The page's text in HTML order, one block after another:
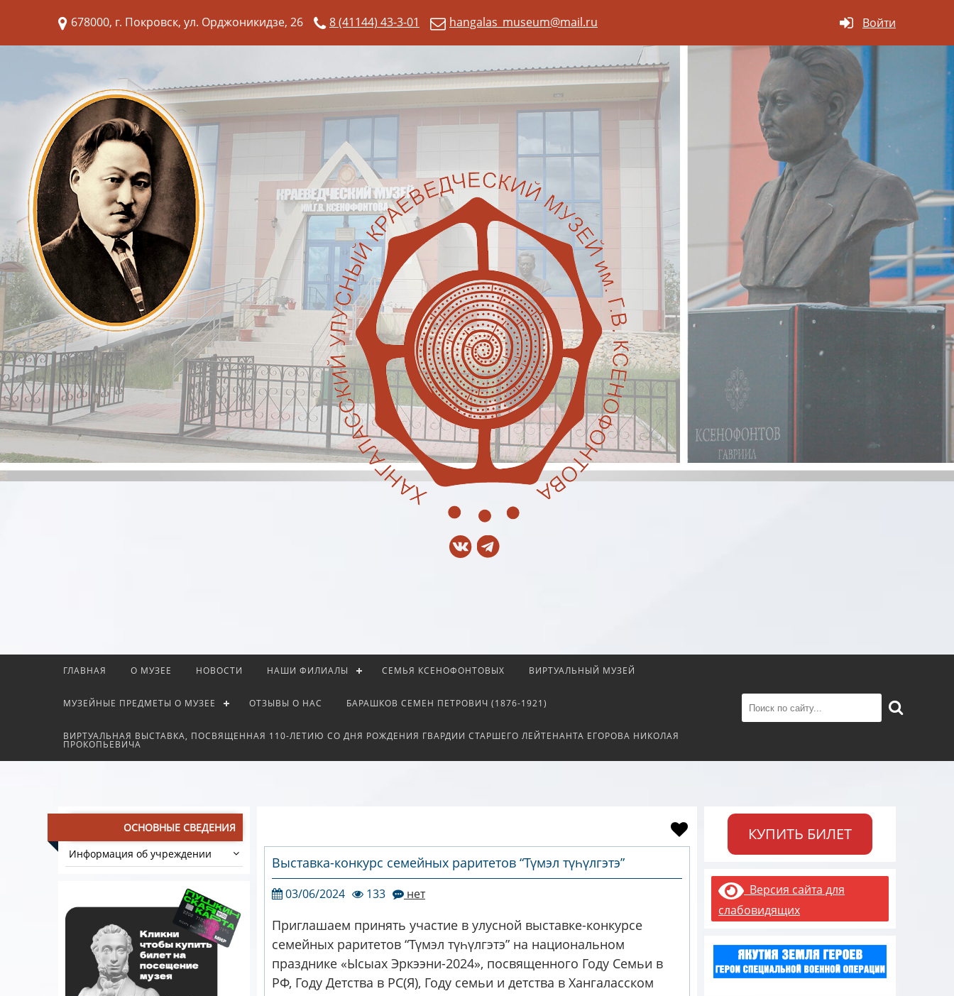
678000, г. Покровск, ул. Орджоникидзе, 26 8 (41144) 43-3-01 hangalas_museum@mail.ru Войти
ГЛАВНАЯ О МУЗЕЕ НОВОСТИ НАШИ ФИЛИАЛЫ СЕМЬЯ КСЕНОФОНТОВЫХ ВИРТУАЛЬНЫЙ МУЗЕЙ
МУЗЕЙНЫЕ ПРЕДМЕТЫ О МУЗЕЕ ОТЗЫВЫ О НАС БАРАШКОВ СЕМЕН ПЕТРОВИЧ (1876-1921)
ВИРТУАЛЬНАЯ ВЫСТАВКА, ПОСВЯЩЕННАЯ 110-ЛЕТИЮ СО ДНЯ РОЖДЕНИЯ ГВАРДИИ СТАРШЕГО ЛЕЙТЕНАНТА ЕГОРОВА НИКОЛАЯ
ПРОКОПЬЕВИЧА
ОСНОВНЫЕ СВЕДЕНИЯ
Информация об учреждении
Выставка-конкурс семейных раритетов “Түмэл түһүлгэтэ”
03/06/2024 133 нет
Приглашаем принять участие в улусной выставке-конкурсе
семейных раритетов “Түмэл түһүлгэтэ” на национальном
празднике «Ысыах Эркээни-2024», посвященного Году Семьи в
РФ, Году Детства в РС(Я), Году семьи и детства в Хангаласском
КУПИТЬ БИЛЕТ
Версия сайта для
слабовидящих